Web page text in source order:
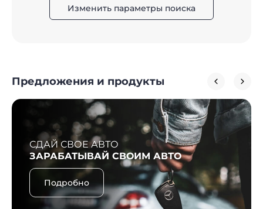
Изменить параметры поиска
Предложения и продукты
СДАЙ СВОЕ АВТО
ЗАРАБАТЫВАЙ СВОИМ АВТО
Подробно